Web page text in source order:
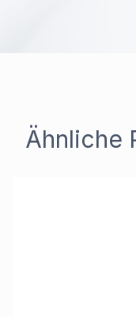
Ähnliche